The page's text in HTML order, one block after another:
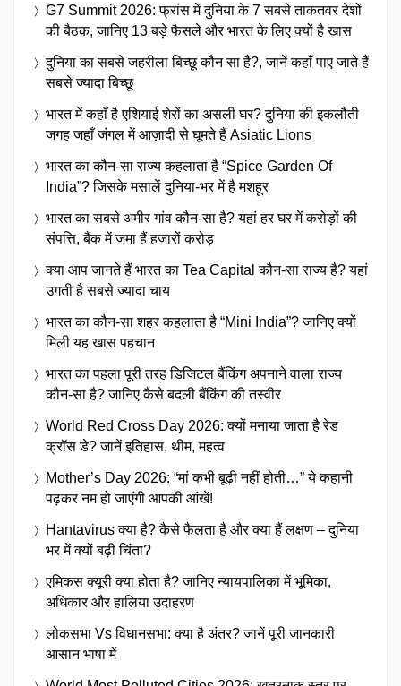
G7 Summit 2026: फ्रांस में दुनिया के 7 सबसे ताकतवर देशों
की बैठक, जानिए 13 बड़े फैसले और भारत के लिए क्यों है खास
दुनिया का सबसे जहरीला बिच्छू कौन सा है?, जानें कहाँ पाए जाते हैं
सबसे ज्यादा बिच्छू
भारत में कहाँ है एशियाई शेरों का असली घर? दुनिया की इकलौती
जगह जहाँ जंगल में आज़ादी से घूमते हैं Asiatic Lions
भारत का कौन-सा राज्य कहलाता है “Spice Garden Of
India”? जिसके मसालें दुनिया-भर में है मशहूर
भारत का सबसे अमीर गांव कौन-सा है? यहां हर घर में करोड़ों की
संपत्ति, बैंक में जमा हैं हजारों करोड़
क्या आप जानते हैं भारत का Tea Capital कौन-सा राज्य है? यहां
उगती है सबसे ज्यादा चाय
भारत का कौन-सा शहर कहलाता है “Mini India”? जानिए क्यों
मिली यह खास पहचान
भारत का पहला पूरी तरह डिजिटल बैंकिंग अपनाने वाला राज्य
कौन-सा है? जानिए कैसे बदली बैंकिंग की तस्वीर
World Red Cross Day 2026: क्यों मनाया जाता है रेड
क्रॉस डे? जानें इतिहास, थीम, महत्व
Mother’s Day 2026: “मां कभी बूढ़ी नहीं होती…” ये कहानी
पढ़कर नम हो जाएंगी आपकी आंखें!
Hantavirus क्या है? कैसे फैलता है और क्या हैं लक्षण – दुनिया
भर में क्यों बढ़ी चिंता?
एमिकस क्यूरी क्या होता है? जानिए न्यायपालिका में भूमिका,
अधिकार और हालिया उदाहरण
लोकसभा Vs विधानसभा: क्या है अंतर? जानें पूरी जानकारी
आसान भाषा में